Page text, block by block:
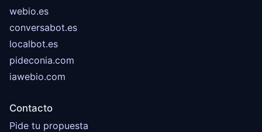
webio.es
conversabot.es
localbot.es
pideconia.com
iawebio.com
Contacto
Pide tu propuesta